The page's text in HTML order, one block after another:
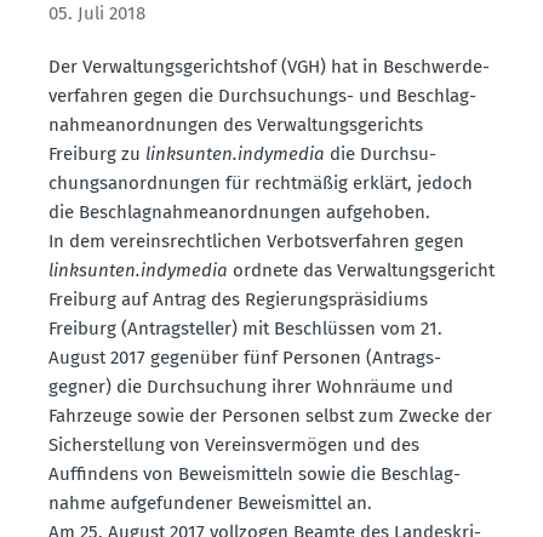
05. Juli 2018
Der Verwal­tungs­ge­richtshof (VGH) hat in Beschwer­de­
ver­fahren gegen die Durch­su­chungs- und Beschlag­
nah­me­an­ord­nungen des Verwal­tungs­ge­richts
Freiburg zu links­unten.indymedia die Durch­su­
chungs­an­ord­nungen für recht­mäßig erklärt, jedoch
die Beschlag­nah­me­an­ord­nungen aufge­hoben.
In dem vereins­recht­lichen Verbots­ver­fahren gegen
links­unten.indymedia ordnete das Verwal­tungs­ge­richt
Freiburg auf Antrag des Regie­rungs­prä­si­diums
Freiburg (Antrag­steller) mit Beschlüssen vom 21.
August 2017 gegenüber fünf Personen (Antrags­
gegner) die Durch­su­chung ihrer Wohnräume und
Fahrzeuge sowie der Personen selbst zum Zwecke der
Sicher­stellung von Vereins­ver­mögen und des
Auffindens von Beweis­mitteln sowie die Beschlag­
nahme aufge­fun­dener Beweis­mittel an.
Am 25. August 2017 vollzogen Beamte des Landes­kri­